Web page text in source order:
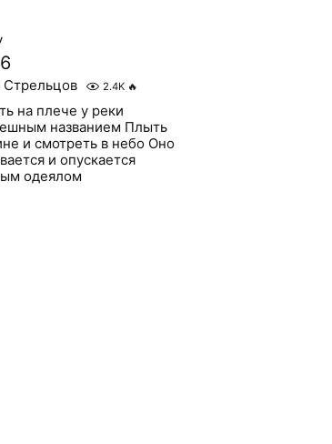
Стрельцов 2.4K 🔥
на плече у реки
названием Плыть
и смотреть в небо Оно
и опускается
одеялом